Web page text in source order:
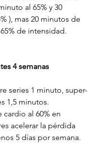
al 65% y 30
), mas 20 minutos de
de intensidad.
4 semanas
series 1 minuto, super-
1,5 minutos.
cardio al 60% en
acelerar la pérdida
5 días por semana.